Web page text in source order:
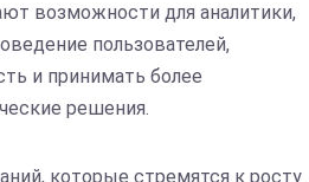
возможности для аналитики,
пользователей,
и принимать более
решения.
которые стремятся к росту